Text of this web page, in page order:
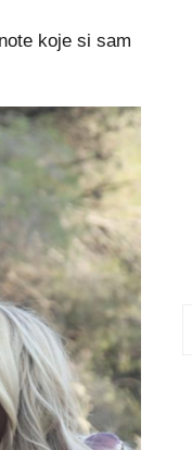
koje si sam